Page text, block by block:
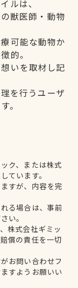
ルは、
獣医師・動物
可能な動物か
的。
いを取材し記
を行うユーザ
。
ク、または株式
ています。
すが、内容を完
る場合は、事前
い。
株式会社ギミッ
償の責任を一切
お問い合わせフ
すようお願いい